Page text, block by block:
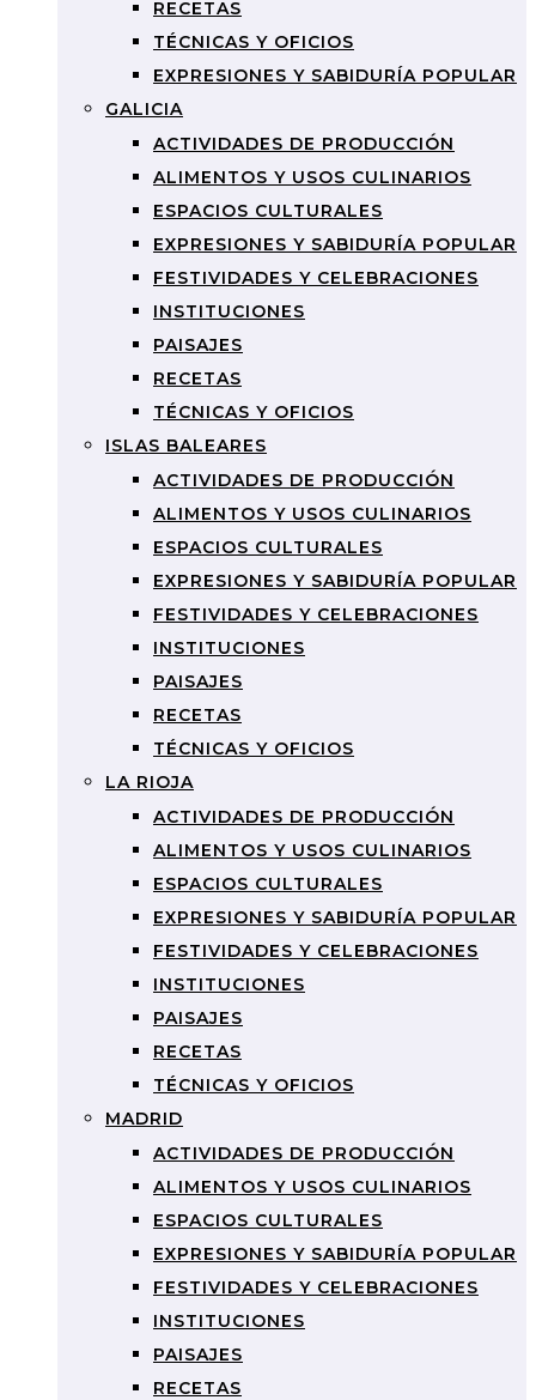
RECETAS
TÉCNICAS Y OFICIOS
EXPRESIONES Y SABIDURÍA POPULAR
GALICIA
ACTIVIDADES DE PRODUCCIÓN
ALIMENTOS Y USOS CULINARIOS
ESPACIOS CULTURALES
EXPRESIONES Y SABIDURÍA POPULAR
FESTIVIDADES Y CELEBRACIONES
INSTITUCIONES
PAISAJES
RECETAS
TÉCNICAS Y OFICIOS
ISLAS BALEARES
ACTIVIDADES DE PRODUCCIÓN
ALIMENTOS Y USOS CULINARIOS
ESPACIOS CULTURALES
EXPRESIONES Y SABIDURÍA POPULAR
FESTIVIDADES Y CELEBRACIONES
INSTITUCIONES
PAISAJES
RECETAS
TÉCNICAS Y OFICIOS
LA RIOJA
ACTIVIDADES DE PRODUCCIÓN
ALIMENTOS Y USOS CULINARIOS
ESPACIOS CULTURALES
EXPRESIONES Y SABIDURÍA POPULAR
FESTIVIDADES Y CELEBRACIONES
INSTITUCIONES
PAISAJES
RECETAS
TÉCNICAS Y OFICIOS
MADRID
ACTIVIDADES DE PRODUCCIÓN
ALIMENTOS Y USOS CULINARIOS
ESPACIOS CULTURALES
EXPRESIONES Y SABIDURÍA POPULAR
FESTIVIDADES Y CELEBRACIONES
INSTITUCIONES
PAISAJES
RECETAS